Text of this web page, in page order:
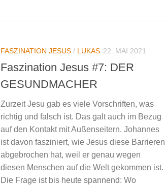
FASZINATION JESUS / LUKAS 22. MAI 2021
Faszination Jesus #7: DER
GESUNDMACHER
Zurzeit Jesu gab es viele Vorschriften, was
richtig und falsch ist. Das galt auch im Bezug
auf den Kontakt mit Außenseitern. Johannes
ist davon fasziniert, wie Jesus diese Barrieren
abgebrochen hat, weil er genau wegen
diesen Menschen auf die Welt gekommen ist.
Die Frage ist bis heute spannend: Wo